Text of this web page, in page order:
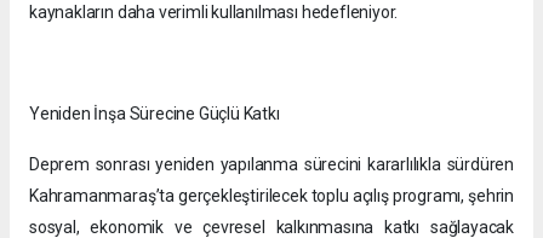
kaynakların daha verimli kullanılması hedefleniyor.
Yeniden İnşa Sürecine Güçlü Katkı
Deprem sonrası yeniden yapılanma sürecini kararlılıkla sürdüren
Kahramanmaraş’ta gerçekleştirilecek toplu açılış programı, şehrin
sosyal, ekonomik ve çevresel kalkınmasına katkı sağlayacak